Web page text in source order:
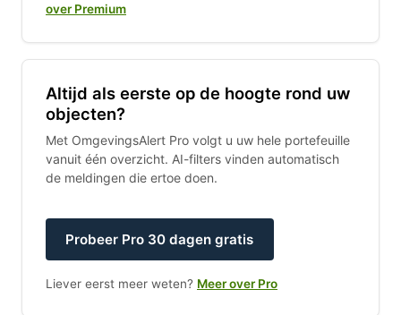
over Premium
Altijd als eerste op de hoogte rond uw
objecten?
Met OmgevingsAlert Pro volgt u uw hele portefeuille
vanuit één overzicht. AI-filters vinden automatisch
de meldingen die ertoe doen.
Probeer Pro 30 dagen gratis
Liever eerst meer weten? Meer over Pro